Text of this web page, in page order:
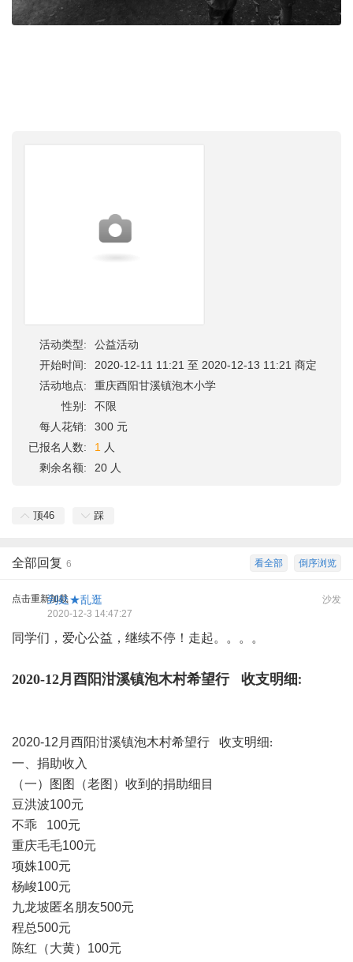
活动类型:
公益活动
开始时间:
2020-12-11 11:21 至 2020-12-13 11:21 商定
活动地点:
重庆酉阳甘溪镇泡木小学
性别:
不限
每人花销:
300 元
已报名人数:
1
人
剩余名额:
20 人
顶46 踩
倒序浏览
看全部
全部回复 6
点击重新加载 沙发
到处★乱逛
2020-12-3 14:47:27
同学们，爱心公益，继续不停！走起。。。。
2020-12月酉阳泔溪镇泡木村希望行 收支明细 :
2020-12 月酉阳泔溪镇泡木村希望行 收支明细:
一、 捐助收入
（一）图图（老图）收到的捐助细目
豆洪波100元
不乖 100元
重庆毛毛100元
项姝100元
杨峻100元
九龙坡匿名朋友500元
程总500元
陈红（大黄） 100元